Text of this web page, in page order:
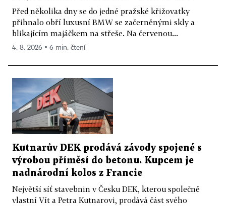
Před několika dny se do jedné pražské křižovatky
přihnalo obří luxusní BMW se začerněnými skly a
blikajícím majáčkem na střeše. Na červenou...
4. 8. 2026 ▪ 6 min. čtení
Kutnarův DEK prodává závody spojené s
výrobou příměsí do betonu. Kupcem je
nadnárodní kolos z Francie
Největší síť stavebnin v Česku DEK, kterou společně
vlastní Vít a Petra Kutnarovi, prodává část svého